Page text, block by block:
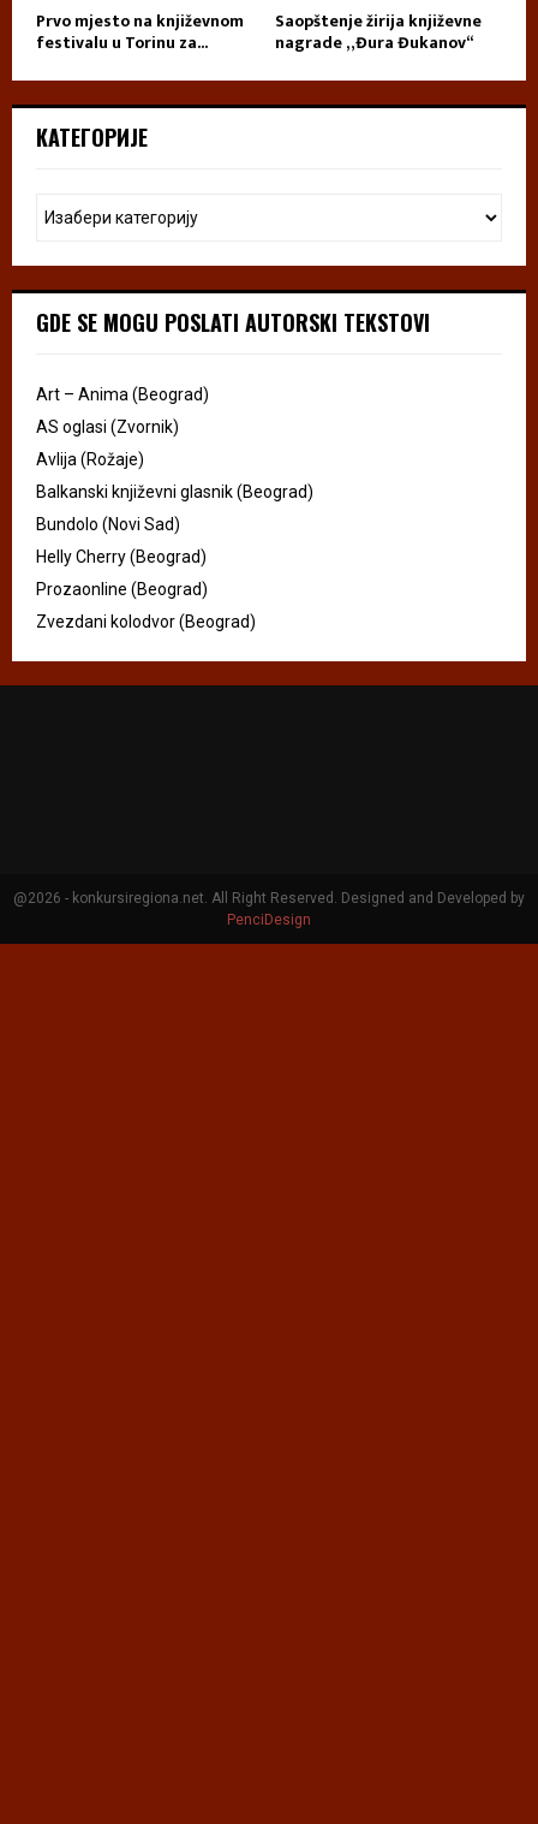
Prvo mjesto na književnom
festivalu u Torinu za...
Saopštenje žirija književne
nagrade „Đura Đukanov“
КАТЕГОРИЈЕ
GDE SE MOGU POSLATI AUTORSKI TEKSTOVI
Art – Anima (Beograd)
AS oglasi (Zvornik)
Avlija (Rožaje)
Balkanski književni glasnik (Beograd)
Bundolo (Novi Sad)
Helly Cherry (Beograd)
Prozaonline (Beograd)
Zvezdani kolodvor (Beograd)
@2026 - konkursiregiona.net. All Right Reserved. Designed and Developed by
PenciDesign